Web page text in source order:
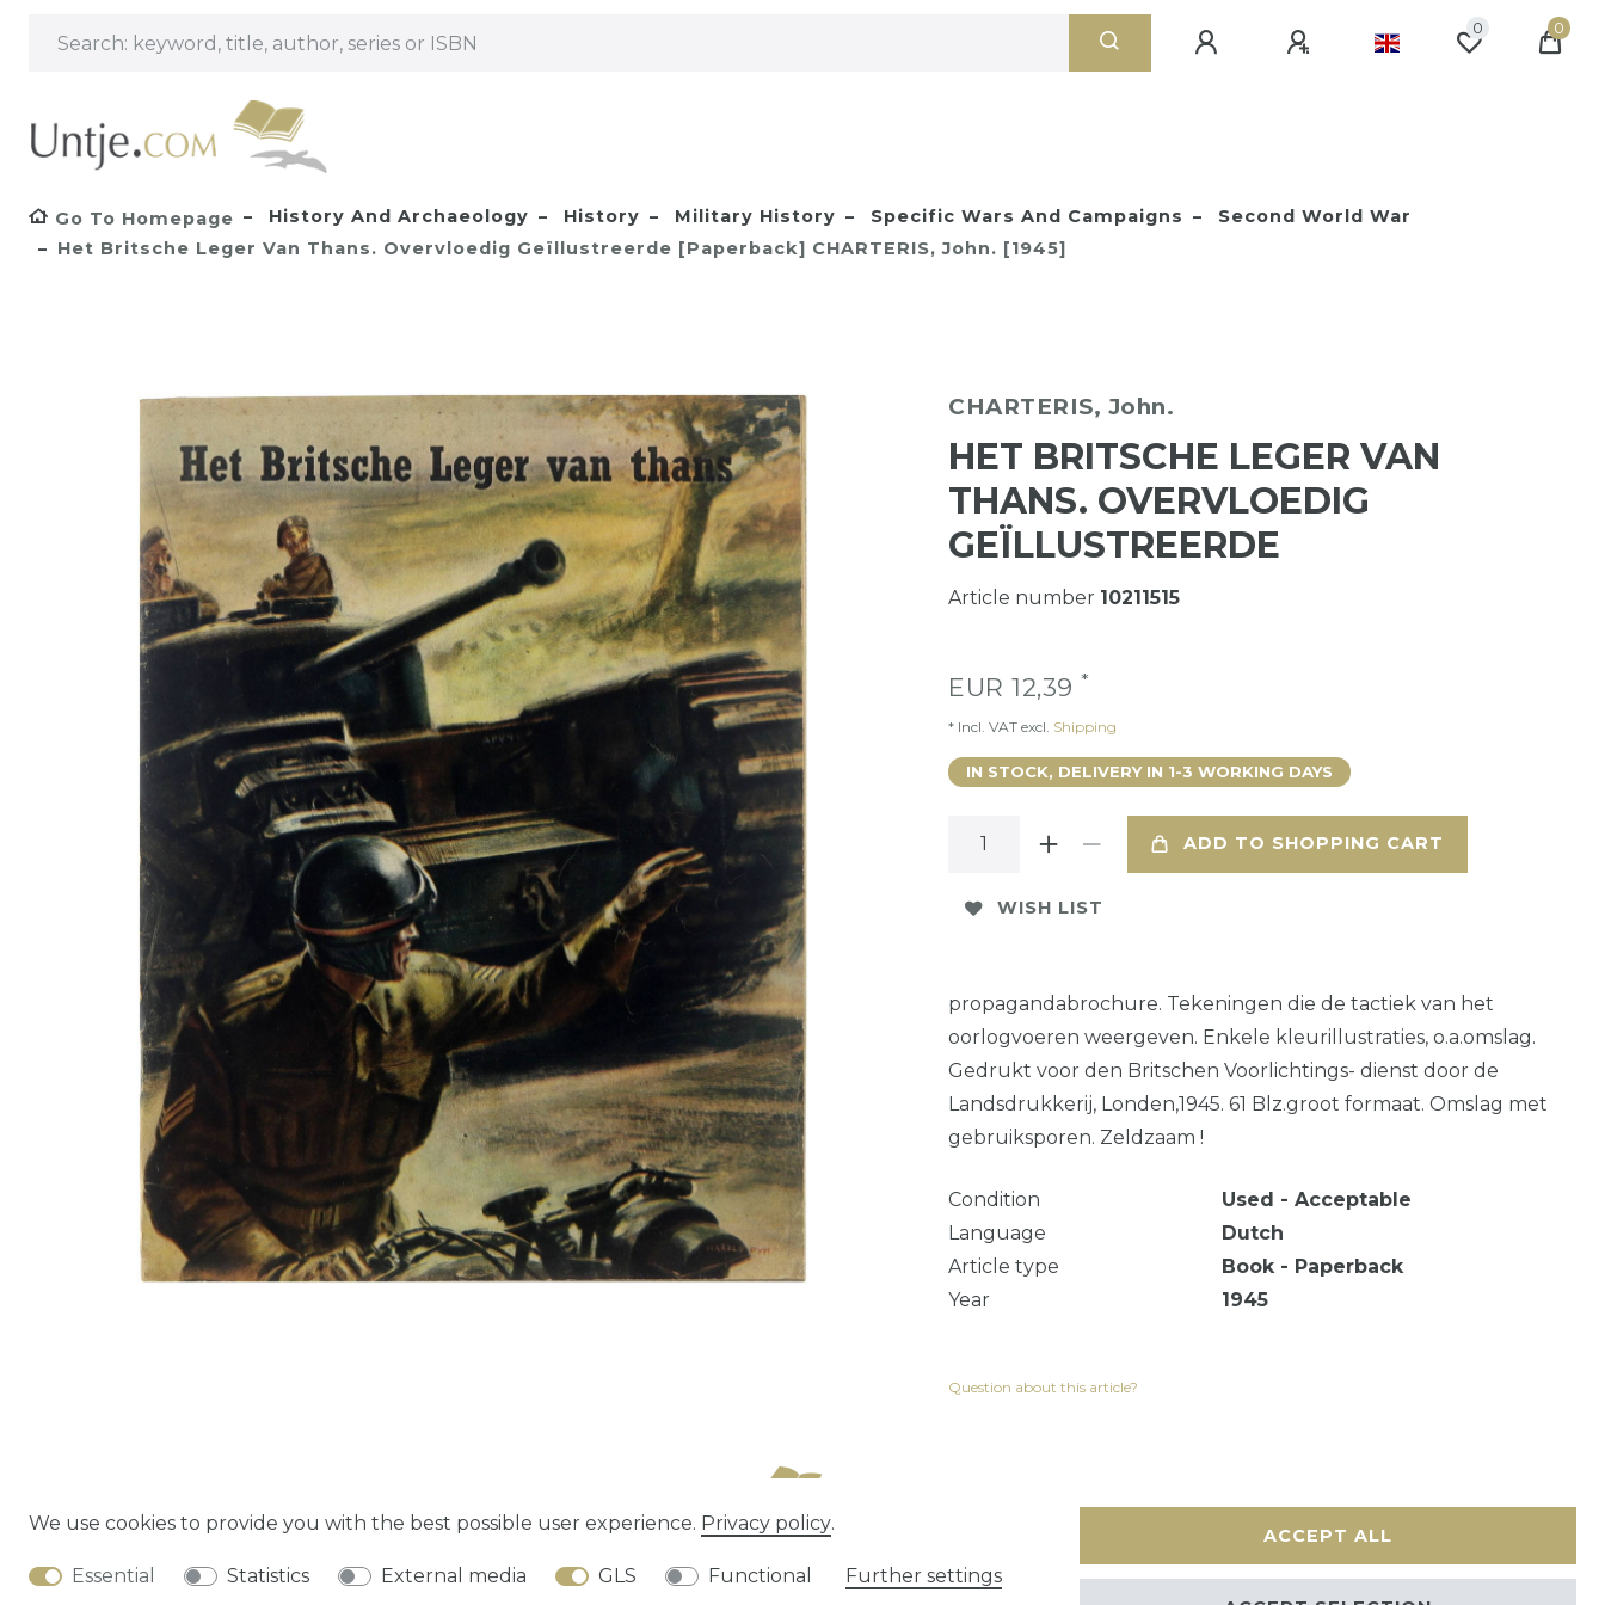
0 0
Go To Homepage History And Archaeology History Military History Specific Wars And Campaigns
Second World War
Het Britsche Leger Van Thans. Overvloedig Geïllustreerde [Paperback] CHARTERIS, John. [1945]
CHARTERIS, John.
HET BRITSCHE LEGER VAN
THANS. OVERVLOEDIG
GEÏLLUSTREERDE
Article number 10211515
EUR 12,39 *
* Incl. VAT excl. Shipping
IN STOCK, DELIVERY IN 1-3 WORKING DAYS
ADD TO SHOPPING CART
WISH LIST
propagandabrochure. Tekeningen die de tactiek van het
oorlogvoeren weergeven. Enkele kleurillustraties, o.a.omslag.
Gedrukt voor den Britschen Voorlichtings- dienst door de
Landsdrukkerij, Londen,1945. 61 Blz.groot formaat. Omslag met
gebruiksporen. Zeldzaam !
Condition
Used - Acceptable
Language
Dutch
Article type
Book - Paperback
Year
1945
Question about this article?
We use cookies to provide you with the best possible user experience. Privacy policy.
Essential Statistics External media GLS Functional Further settings
ACCEPT ALL